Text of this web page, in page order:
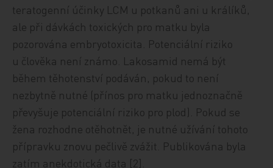
teratogenní účinky LCM u potkanů ani u králíků,
ale při dávkách toxických pro matku byla
pozorována embryotoxicita. Potenciální riziko
u člověka není známo. Lakosamid nemá být
během těhotenství podáván, pokud to není
nezbytně nutné (přínos pro matku jednoznačně
převyšuje potenciální riziko pro plod). Pokud se
žena rozhodne otěhotnět, je nutné užívání tohoto
přípravku znovu pečlivě zvážit. Publikována byla
zatím anekdotická data [2].